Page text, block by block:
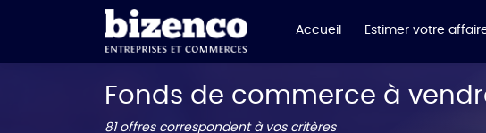
Accueil Estimer votre
Fonds de commerce à
81 offres correspondent à vos critères